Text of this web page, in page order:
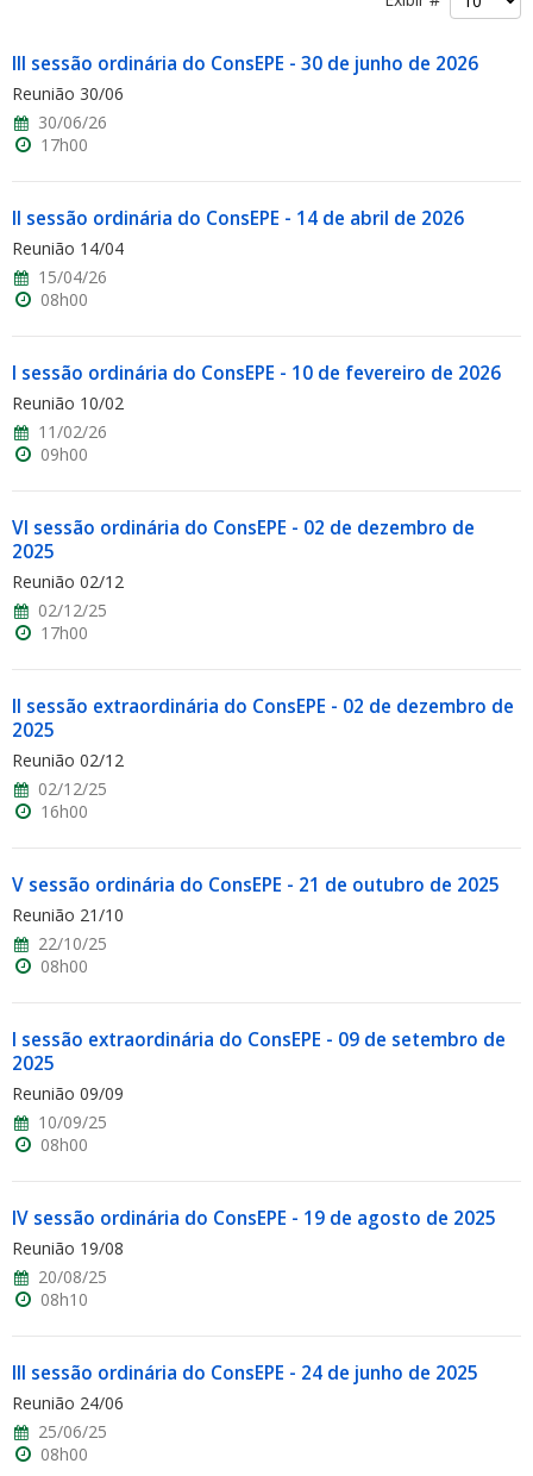
III sessão ordinária do ConsEPE - 30 de junho de 2026
Reunião 30/06
30/06/26
17h00
II sessão ordinária do ConsEPE - 14 de abril de 2026
Reunião 14/04
15/04/26
08h00
I sessão ordinária do ConsEPE - 10 de fevereiro de 2026
Reunião 10/02
11/02/26
09h00
VI sessão ordinária do ConsEPE - 02 de dezembro de
2025
Reunião 02/12
02/12/25
17h00
II sessão extraordinária do ConsEPE - 02 de dezembro de
2025
Reunião 02/12
02/12/25
16h00
V sessão ordinária do ConsEPE - 21 de outubro de 2025
Reunião 21/10
22/10/25
08h00
I sessão extraordinária do ConsEPE - 09 de setembro de
2025
Reunião 09/09
10/09/25
08h00
IV sessão ordinária do ConsEPE - 19 de agosto de 2025
Reunião 19/08
20/08/25
08h10
III sessão ordinária do ConsEPE - 24 de junho de 2025
Reunião 24/06
25/06/25
08h00